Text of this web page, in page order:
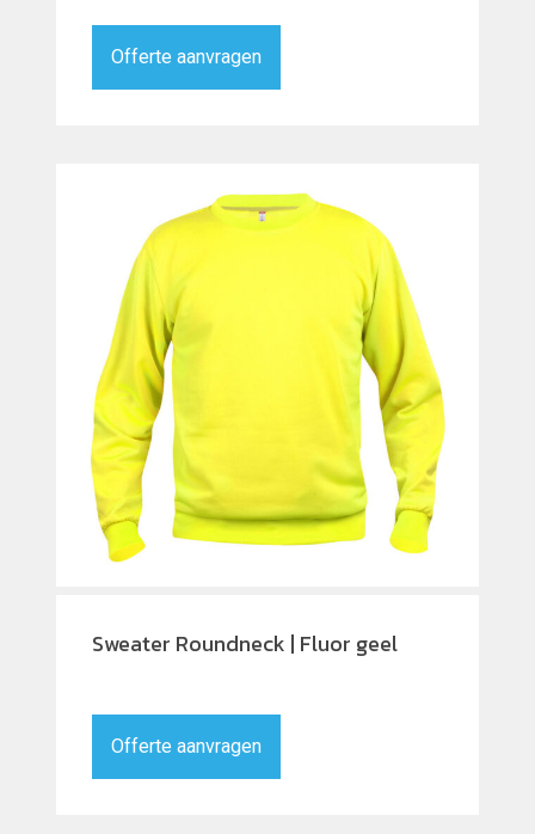
Offerte aanvragen
Sweater Roundneck | Fluor geel
Offerte aanvragen